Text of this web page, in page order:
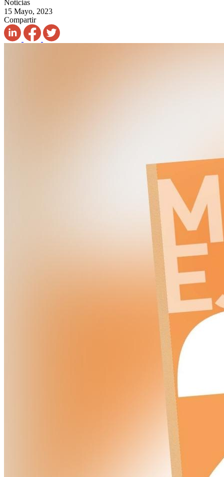
Noticias
15 Mayo, 2023
Compartir